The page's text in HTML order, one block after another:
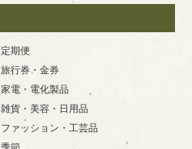
定期便
旅行券・金券
家電・電化製品
雑貨・美容・日用品
ファッション・工芸品